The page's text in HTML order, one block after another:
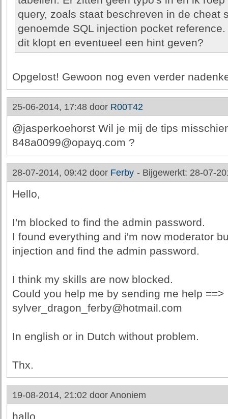
query, zoals staat beschreven in de cheat
genoemde SQL injection pocket
dit klopt en eventueel een hint geven?
Opgelost! Gewoon nog even verder
25-06-2014, 17:48 door R00T42
@jasperkoehorst Wil je mij de tips
848a0099@opayq.com ?
28-07-2014, 09:42 door Ferby - Bijgewerkt: 28-07-
Hello,
I'm blocked to find the admin password.
I found everything and i'm now moderator
injection and find the admin password.
I think my skills are now blocked.
Could you help me by sending me help ==>
sylver_dragon_ferby@hotmail.com
In english or in Dutch without problem.
Thx.
19-08-2014, 21:02 door Anoniem
hallo,